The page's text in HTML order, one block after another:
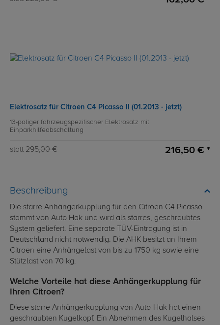
Elektrosatz für Citroen C4 Picasso II (01.2013 - jetzt)
13-poliger fahrzeugspezifischer Elektrosatz mit
Einparkhilfeabschaltung
statt 295,00 € 216,50 € *
Beschreibung
Die starre Anhängerkupplung für den Citroen C4 Picasso
stammt von Auto Hak und wird als starres, geschraubtes
System geliefert. Eine separate TÜV-Eintragung ist in
Deutschland nicht notwendig. Die AHK besitzt an Ihrem
Citroen eine Anhängelast von bis zu 1750 kg sowie eine
Stützlast von 70 kg.
Welche Vorteile hat diese Anhängerkupplung für
Ihren Citroen?
Diese starre Anhängerkupplung von Auto-Hak hat einen
geschraubten Kugelkopf. Ein Abnehmen des Kugelhalses